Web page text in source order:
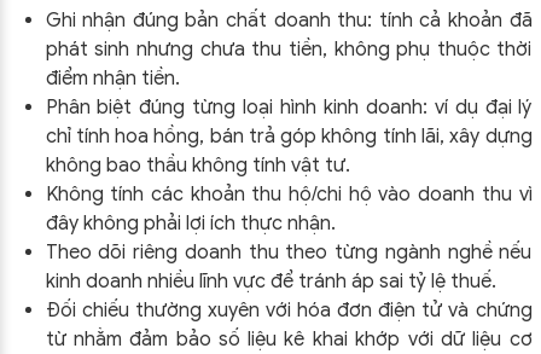
Ghi nhận đúng bản chất doanh thu: tính cả khoản đã
phát sinh nhưng chưa thu tiền, không phụ thuộc thời
điểm nhận tiền.
Phân biệt đúng từng loại hình kinh doanh: ví dụ đại lý
chỉ tính hoa hồng, bán trả góp không tính lãi, xây dựng
không bao thầu không tính vật tư.
Không tính các khoản thu hộ/chi hộ vào doanh thu vì
đây không phải lợi ích thực nhận.
Theo dõi riêng doanh thu theo từng ngành nghề nếu
kinh doanh nhiều lĩnh vực để tránh áp sai tỷ lệ thuế.
Đối chiếu thường xuyên với hóa đơn điện tử và chứng
từ nhằm đảm bảo số liệu kê khai khớp với dữ liệu cơ